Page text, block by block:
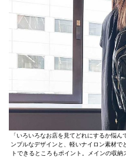
「いろいろなお店を見てどれにするか悩
ンプルなデザインと、軽いナイロン素材
トできるところもポイント。メインの収